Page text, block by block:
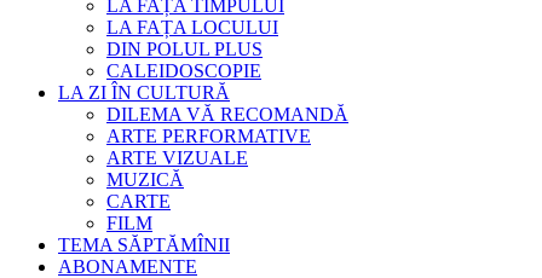
LA FAȚA TIMPULUI
LA FAȚA LOCULUI
DIN POLUL PLUS
CALEIDOSCOPIE
LA ZI ÎN CULTURĂ
DILEMA VĂ RECOMANDĂ
ARTE PERFORMATIVE
ARTE VIZUALE
MUZICĂ
CARTE
FILM
TEMA SĂPTĂMÎNII
ABONAMENTE